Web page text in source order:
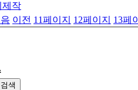
제작
이전 11페이지 12페이지 13페
검색